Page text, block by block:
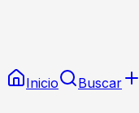
Inicio Buscar